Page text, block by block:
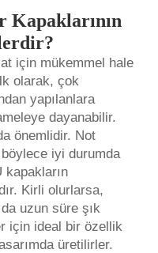
Kapaklarının
için mükemmel hale
olarak, çok
yapılanlara
dayanabilir.
önemlidir. Not
iyi durumda
kapakların
Kirli olurlarsa,
uzun süre şık
için ideal bir özellik
üretilirler.